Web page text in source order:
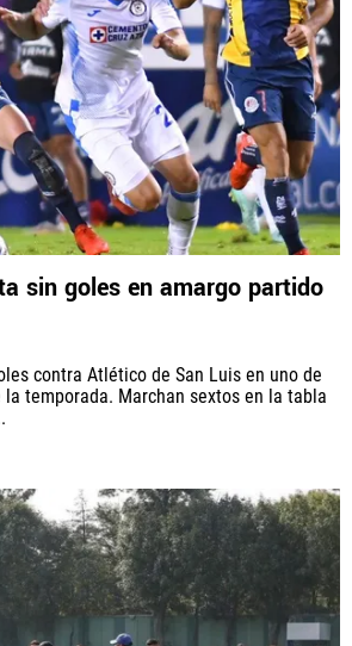
sin goles en amargo partido
contra Atlético de San Luis en uno de
temporada. Marchan sextos en la tabla